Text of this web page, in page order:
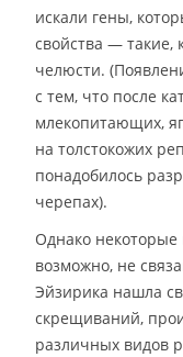
искали гены,
свойства — такие,
челюсти.
с тем, что после
млекопитающих,
на толстокожих
понадобилось
черепах).
Однако некоторые
возможно, не
Эйзирика нашла
скрещиваний,
различных видов